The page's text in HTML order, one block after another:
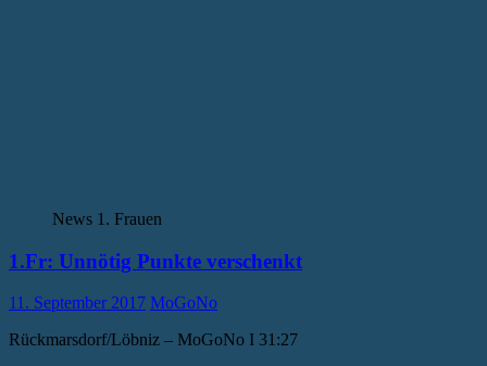
News 1. Frauen
1.Fr: Unnötig Punkte verschenkt
11. September 2017 MoGoNo
Rückmarsdorf/Löbniz – MoGoNo I 31:27